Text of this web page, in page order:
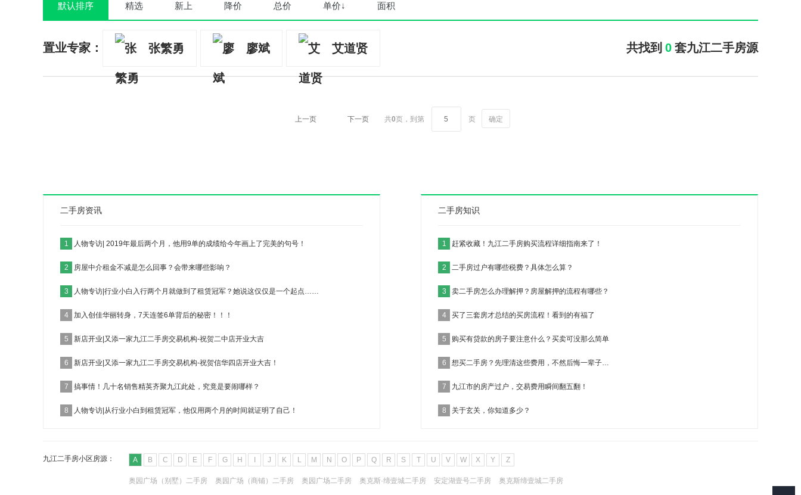
默认排序 精选 新上 降价 总价 单价↓ 面积
置业专家： 张繁勇 廖斌 艾道贤 共找到 0 套九江二手房源
上一页 下一页 共0页， 到第 页 确定
二手房资讯
1 人物专访| 2019年最后两个月，他用9单的成绩给今年画上了完美的句号！
2 房屋中介租金不减是怎么回事？会带来哪些影响？
3 人物专访|行业小白入行两个月就做到了租赁冠军？她说这仅仅是一个起点……
4 加入创佳华丽转身，7天连签6单背后的秘密！！！
5 新店开业|又添一家九江二手房交易机构-祝贺二中店开业大吉
6 新店开业|又添一家九江二手房交易机构-祝贺信华四店开业大吉！
7 搞事情！几十名销售精英齐聚九江此处，究竟是要闹哪样？
8 人物专访|从行业小白到租赁冠军，他仅用两个月的时间就证明了自己！
二手房知识
1 赶紧收藏！九江二手房购买流程详细指南来了！
2 二手房过户有哪些税费？具体怎么算？
3 卖二手房怎么办理解押？房屋解押的流程有哪些？
4 买了三套房才总结的买房流程！看到的有福了
5 购买有贷款的房子要注意什么？买卖可没那么简单
6 想买二手房？先理清这些费用，不然后悔一辈子…
7 九江市的房产过户，交易费用瞬间翻五翻！
8 关于玄关，你知道多少？
九江二手房小区房源： A B C D E F G H J K L M N O P Q R S T U V W X Y Z
奥园广场（别墅）二手房 奥园广场（商铺）二手房 奥园广场二手房 奥克斯·缔壹城二手房 安定湖壹号二手房 奥克斯缔壹城二手房